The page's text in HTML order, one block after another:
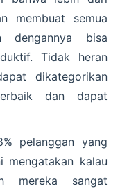
membuat semua
dengannya bisa
Tidak heran
dikategorikan
dan dapat
pelanggan yang
mengatakan kalau
mereka sangat